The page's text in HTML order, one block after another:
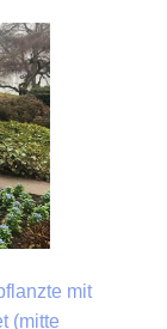
mit
(mitte